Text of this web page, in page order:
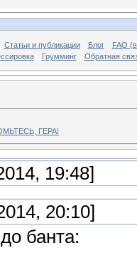
Статьи и публикации Блог
FAQ
Грумминг Обратная
ГЕРА!
19:48]
20:10]
банта: